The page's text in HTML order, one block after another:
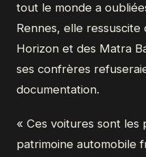
tout le monde a
Rennes, elle ressuscite
Horizon et des Matra
ses confrères
documentation.
« Ces voitures sont les
patrimoine automobile